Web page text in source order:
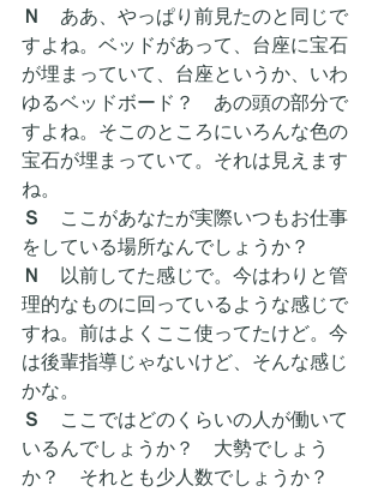
Ｎ
ああ、やっぱり前見たのと同じで
すよね。ベッドがあって、台座に宝石
が埋まっていて、台座というか、いわ
ゆるベッドボード？　あの頭の部分で
すよね。そこのところにいろんな色の
宝石が埋まっていて。それは見えます
ね。
Ｓ
ここがあなたが実際いつもお仕事
をしている場所なんでしょうか？
Ｎ
以前してた感じで。今はわりと管
理的なものに回っているような感じで
すね。前はよくここ使ってたけど。今
は後輩指導じゃないけど、そんな感じ
かな。
Ｓ
ここではどのくらいの人が働いて
いるんでしょうか？　大勢でしょう
か？　それとも少人数でしょうか？